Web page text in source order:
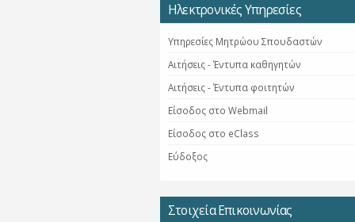
Ηλεκτρονικές Υπηρεσίες
Υπηρεσίες Μητρώου Σπουδαστών
Αιτήσεις - Έντυπα καθηγητών
Αιτήσεις - Έντυπα φοιτητών
Είσοδος στο Webmail
Είσοδος στο eClass
Εύδοξος
Στοιχεία Επικοινωνίας